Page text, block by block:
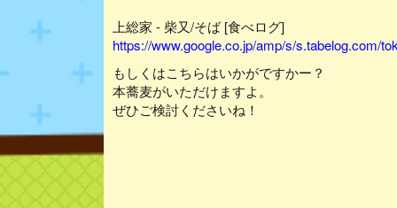
上総家 - 柴又/そば [食べログ]
https://www.google.co.jp/amp/s/s.tabelog.com/
もしくはこちらはいかがですかー？
本蕎麦がいただけますよ。
ぜひご検討くださいね！